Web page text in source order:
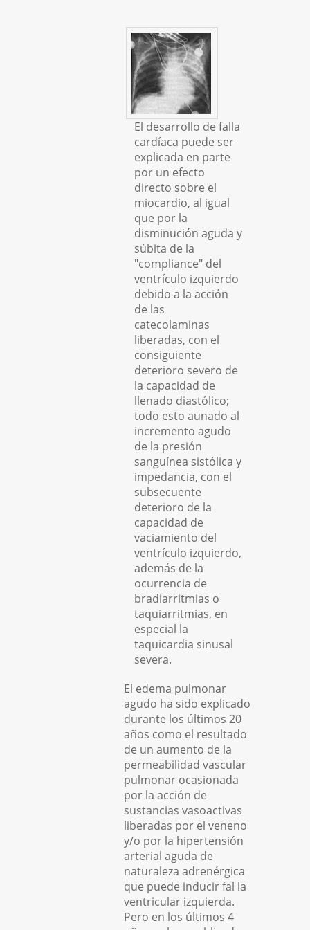
El desarrollo de falla
cardíaca puede ser
explicada en parte
por un efecto
directo sobre el
miocardio, al igual
que por la
disminución aguda y
súbita de la
"compliance" del
ventrículo izquierdo
debido a la acción
de las
catecolaminas
liberadas, con el
consiguiente
deterioro severo de
la capacidad de
llenado diastólico;
todo esto aunado al
incremento agudo
de la presión
sanguínea sistólica y
impedancia, con el
subsecuente
deterioro de la
capacidad de
vaciamiento del
ventrículo izquierdo,
además de la
ocurrencia de
bradiarritmias o
taquiarritmias, en
especial la
taquicardia sinusal
severa.
El edema pulmonar
agudo ha sido explicado
durante los últimos 20
años como el resultado
de un aumento de la
permeabilidad vascular
pulmonar ocasionada
por la acción de
sustancias vasoactivas
liberadas por el veneno
y/o por la hipertensión
arterial aguda de
naturaleza adrenérgica
que puede inducir fal la
ventricular izquierda.
Pero en los últimos 4